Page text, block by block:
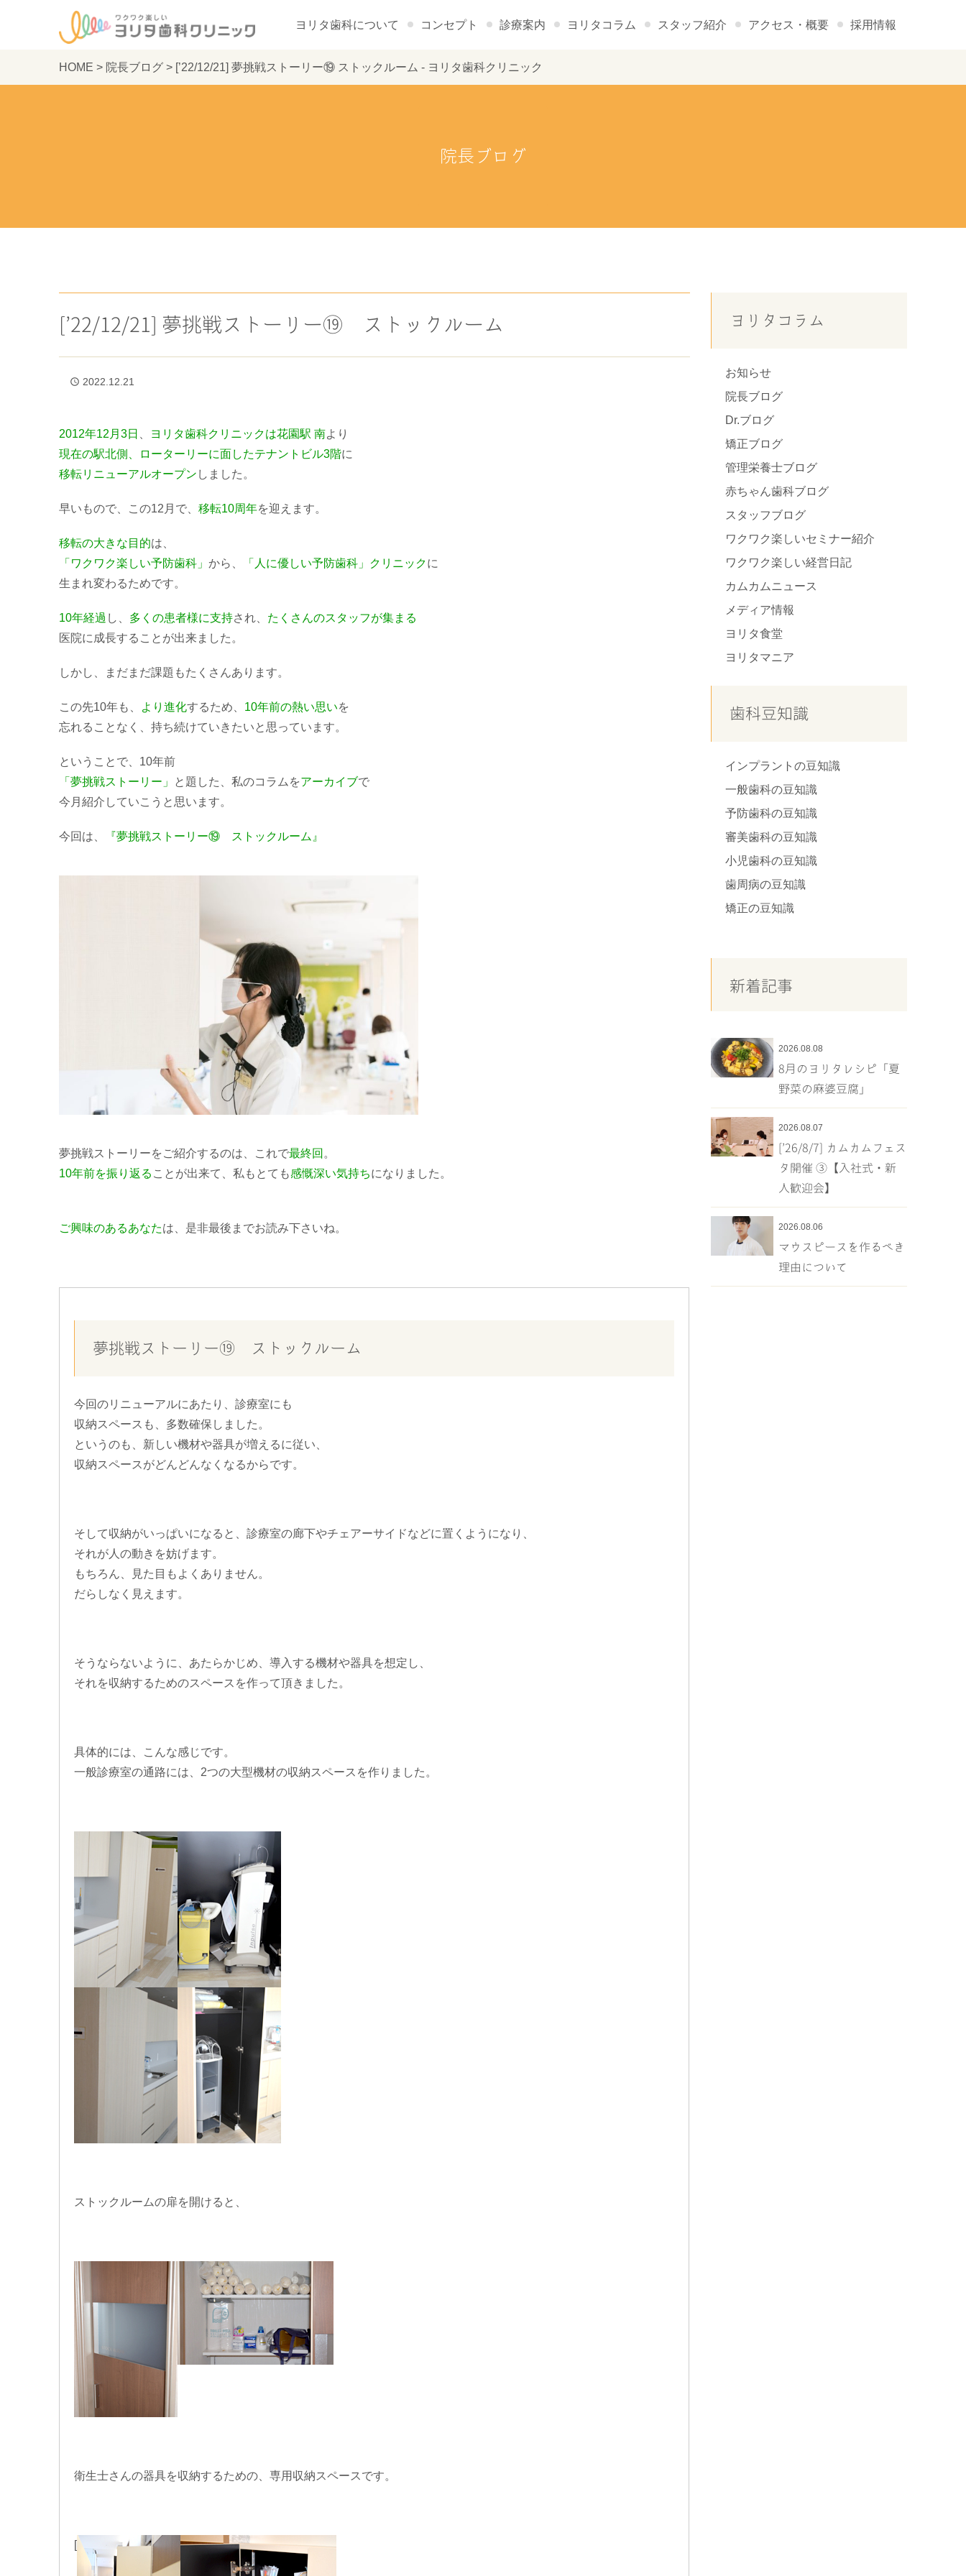
ヨリタ歯科について コンセプト 診療案内 ヨリタコラム スタッフ紹介 アクセス・概要 採用情報
HOME > 院長ブログ > [’22/12/21] 夢挑戦ストーリー⑲ ストックルーム - ヨリタ歯科クリニック
院長ブログ
[’22/12/21] 夢挑戦ストーリー⑲ ストックルーム
access_time 2022.12.21
2012年12月3日 ヨリタ歯科クリニックは花園駅 南より
現在の駅北側、ローターリーに面したテナントビル3階に
移転リニューアルオープン しました。
早いもので、この12月で、 移転10周年を迎えます。
移転の大きな目的は、
「ワクワク楽しい予防歯科」 から、 「人に優しい予防歯科」クリニックに
生まれ変わるためです。
10年経過 し、 多くの患者様に支持され、 たくさんのスタッフが集まる
医院に成長することが出来ました。
しかし、まだまだ課題もたくさんあります。
この先10年も、 より進化するため、 10年前の熱い思いを
忘れることなく、持ち続けていきたいと思っています。
ということで、10年前
「夢挑戦ストーリー」
と題した、私のコラムをアーカイブで
今月紹介していこうと思います。
今回は、 『夢挑戦ストーリー⑲ ストックルーム』
夢挑戦ストーリーをご紹介するのは、これで最終回 。
10年前を振り返る ことが出来て、私もとても感慨深い気持ちになりました。
ご興味のあるあなたは、是非最後までお読み下さいね。
夢挑戦ストーリー⑲ ストックルーム
今回のリニューアルにあたり、診療室にも
収納スペース も、多数確保しました。
というのも、 新しい機材や器具が増えるに従い、
収納スペース がどんどんなくなるからです。
そして収納がいっぱいになると、診療室の廊下やチェアーサイドなどに置くようになり、
それが 人の動き を妨げます。
もちろん、見た目もよくありません。
だらしなく見えます。
そうならないように、あたらかじめ、導入する機材や器具を想定 し、
それを収納するためのスペース を作って頂きました。
具体的には、こんな感じです。
一般診療室の通路には、 2つの大型機材の収納スペース を作りました。
ストックルームの扉を開けると、
衛生士さんの器具を収納するための、専用収納スペース です。
[
ヨリタコラム
お知らせ
院長ブログ
Dr.ブログ
矯正ブログ
管理栄養士ブログ
赤ちゃん歯科ブログ
スタッフブログ
ワクワク楽しいセミナー紹介
ワクワク楽しい経営日記
カムカムニュース
メディア情報
ヨリタ食堂
ヨリタマニア
歯科豆知識
インプラントの豆知識
一般歯科の豆知識
予防歯科の豆知識
審美歯科の豆知識
小児歯科の豆知識
歯周病の豆知識
矯正の豆知識
新着記事
2026.08.08
8月のヨリタレシピ「夏
野菜の麻婆豆腐」
2026.08.07
[’26/8/7] カムカムフェス
タ開催 ③【入社式・新
人歓迎会】
2026.08.06
マウスピースを作るべき
理由について